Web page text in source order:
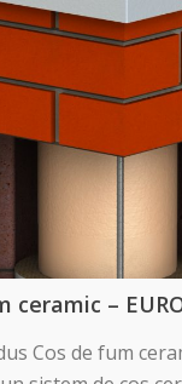
ceramic –
Cos de fum